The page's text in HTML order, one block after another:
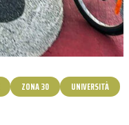
ZONA 30
UNIVERSITÀ